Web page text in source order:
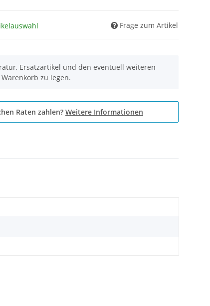
Frage zum Artikel
Ersatzartikel und den eventuell weiteren
zu legen.
Raten zahlen? Weitere Informationen